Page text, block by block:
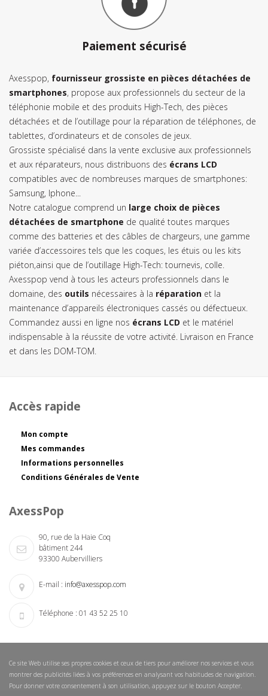
Paiement sécurisé
Axesspop, fournisseur grossiste en pièces détachées de
smartphones, propose aux professionnels du secteur de la
téléphonie mobile et des produits High-Tech, des pièces
détachées et de l’outillage pour la réparation de téléphones, de
tablettes, d’ordinateurs et de consoles de jeux.
Grossiste spécialisé dans la vente exclusive aux professionnels
et aux réparateurs, nous distribuons des écrans LCD
compatibles avec de nombreuses marques de smartphones:
Samsung, Iphone...
Notre catalogue comprend un large choix de pièces
détachées de smartphone de qualité toutes marques
comme des batteries et des câbles de chargeurs, une gamme
variée d’accessoires tels que les coques, les étuis ou les kits
piéton,ainsi que de l’outillage High-Tech: tournevis, colle.
Axesspop vend à tous les acteurs professionnels dans le
domaine, des outils nécessaires à la réparation et la
maintenance d’appareils électroniques cassés ou défectueux.
Commandez aussi en ligne nos écrans LCD et le matériel
indispensable à la réussite de votre activité. Livraison en France
et dans les DOM-TOM.
Accès rapide
Mon compte
Mes commandes
Informations personnelles
Conditions Générales de Vente
AxessPop
90, rue de la Haie Coq
bâtiment 244
93300 Aubervilliers
E-mail : info@axesspop.com
Téléphone : 01 43 52 25 10
Ce site Web utilise ses propres cookies et ceux de tiers pour améliorer nos services et vous
montrer des publicités liées à vos préférences en analysant vos habitudes de navigation.
Pour donner votre consentement à son utilisation, appuyez sur le bouton Accepter.